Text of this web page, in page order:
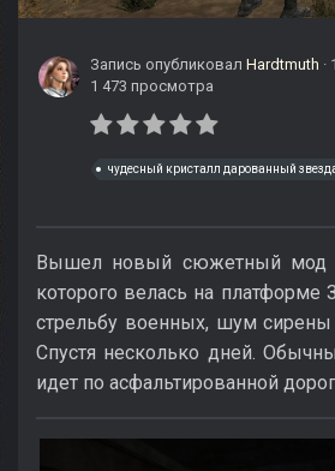
Запись опубликовал Hardtmuth ·
1 473 просмотра
чудесный кристалл дарованный
Вышел новый сюжетный мод
которого велась на
стрельбу военных, шум сирены
Спустя несколько дней.
идет по асфальтированной